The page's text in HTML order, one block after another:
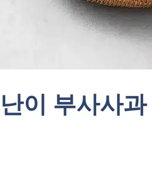
이 부사사